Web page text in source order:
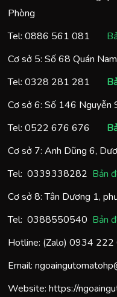
Phòng
Tel: 0886 561 081
Cơ sở 5: Số 68 Quán
Tel: 0328 281 281
Cơ sở 6: Số 146 Nguyễn
Tel: 0522 676 676
Cơ sở 7: Anh Dũng 6,
Tel: 0339338282 Bản
Cơ sở 8: Tân Dương 1,
Tel: 0388550540 Bản
Hotline: (Zalo) 0934 222
Email:
Website: https://